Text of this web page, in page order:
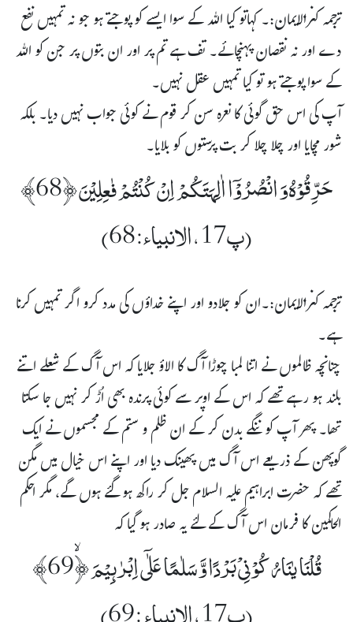
ترجمہ کنزالایمان:۔ کہاتو کیا اللہ کے سوا ایسے کو پوجتے ہو جو نہ تمہیں نفع
دے اور نہ نقصان پہنچائے۔ تف ہے تم پر اور ان بتوں پر جن کو اللہ
کے سوا پوجتے ہو تو کیا تمہیں عقل نہیں۔
آپ کی اس حق گوئی کا نعرہ سن کر قوم نے کوئی جواب نہیں دیا۔ بلکہ
شور مچایا اور چلا چلا کر بت پرستوں کو بلایا۔
حَرِّقُوۡہُ وَ انۡصُرُوۡۤا اٰلِہَتَکُمْ اِنۡ کُنۡتُمْ فٰعِلِیۡنَ ﴿68﴾
(پ17،الانبیاء:68)
ترجمہ کنزالایمان:۔ان کو جلادو اور اپنے خداؤں کی مدد کرو اگر تمہیں کرنا
ہے۔
چنانچہ ظالموں نے اتنا لمبا چوڑا آگ کا الاؤ جلایا کہ اس آگ کے شعلے اتنے
بلند ہو رہے تھے کہ اس کے اوپر سے کوئی پرندہ بھی اُڑ کر نہیں جا سکتا
تھا۔ پھر آپ کو ننگے بدن کر کے ان ظلم و ستم کے مجسموں نے ایک
گوپھن کے ذریعے اس آگ میں پھینک دیا اور اپنے اس خیال میں مگن
تھے کہ حضرت ابراہیم علیہ السلام جل کر راکھ ہو گئے ہوں گے، مگر احکم
الحاکمین کا فرمان اس آگ کے لئے یہ صادر ہو گیا کہ
قُلْنَا یٰنَارُ کُوۡنِیۡ بَرْدًا وَّ سَلٰمًا عَلٰۤی اِبْرٰہِیۡمَ ﴿ۙ69﴾